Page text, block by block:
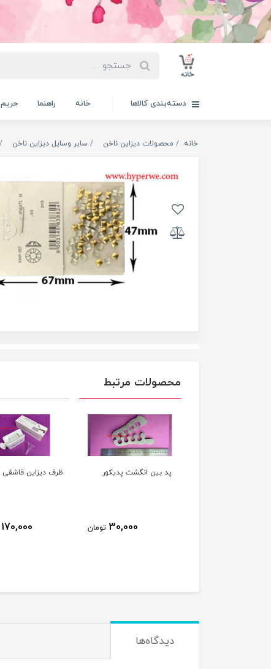
دسته‌بندی کالاها خانه راهنما
خانه محصولات دیزاین ناخن سایر وسایل دیزاین ناخن
محصولات مرتبط
ظرف دیزاین قاشقی
170,000 تومان
کیف لوازم کاشت
1,490,000
دیدگاه‌ها